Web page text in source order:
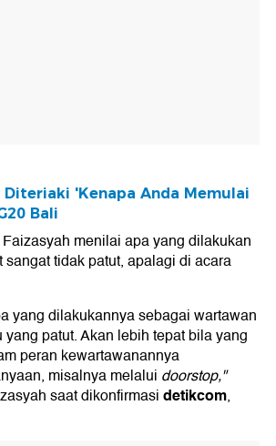
Diteriaki 'Kenapa Anda Memulai
Bali
menilai apa yang dilakukan
tidak patut, apalagi di acara
yang dilakukannya sebagai wartawan
patut. Akan lebih tepat bila yang
peran kewartawanannya
misalnya melalui doorstop,"
saat dikonfirmasidetikcom,